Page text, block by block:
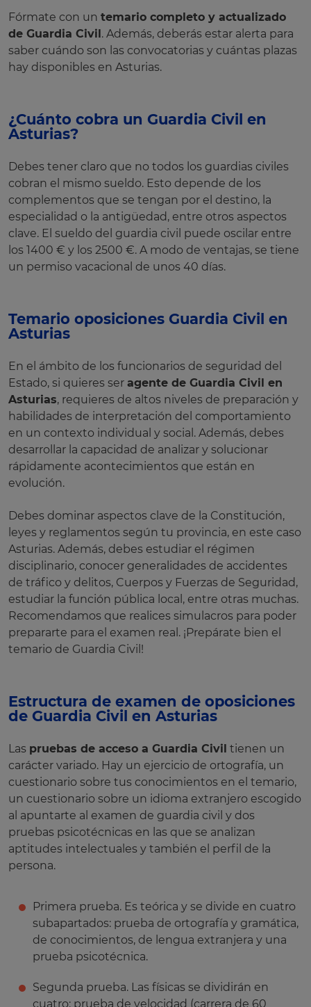
Fórmate con un temario completo y actualizado
de Guardia Civil. Además, deberás estar alerta para
saber cuándo son las convocatorias y cuántas plazas
hay disponibles en Asturias.
¿Cuánto cobra un Guardia Civil en
Asturias?
Debes tener claro que no todos los guardias civiles
cobran el mismo sueldo. Esto depende de los
complementos que se tengan por el destino, la
especialidad o la antigüedad, entre otros aspectos
clave. El sueldo del guardia civil puede oscilar entre
los 1400 € y los 2500 €. A modo de ventajas, se tiene
un permiso vacacional de unos 40 días.
Temario oposiciones Guardia Civil en
Asturias
En el ámbito de los funcionarios de seguridad del
Estado, si quieres ser agente de Guardia Civil en
Asturias, requieres de altos niveles de preparación y
habilidades de interpretación del comportamiento
en un contexto individual y social. Además, debes
desarrollar la capacidad de analizar y solucionar
rápidamente acontecimientos que están en
evolución.
Debes dominar aspectos clave de la Constitución,
leyes y reglamentos según tu provincia, en este caso
Asturias. Además, debes estudiar el régimen
disciplinario, conocer generalidades de accidentes
de tráfico y delitos, Cuerpos y Fuerzas de Seguridad,
estudiar la función pública local, entre otras muchas.
Recomendamos que realices simulacros para poder
prepararte para el examen real. ¡Prepárate bien el
temario de Guardia Civil!
Estructura de examen de oposiciones
de Guardia Civil en Asturias
Las pruebas de acceso a Guardia Civil tienen un
carácter variado. Hay un ejercicio de ortografía, un
cuestionario sobre tus conocimientos en el temario,
un cuestionario sobre un idioma extranjero escogido
al apuntarte al examen de guardia civil y dos
pruebas psicotécnicas en las que se analizan
aptitudes intelectuales y también el perfil de la
persona.
Primera prueba. Es teórica y se divide en cuatro
subapartados: prueba de ortografía y gramática,
de conocimientos, de lengua extranjera y una
prueba psicotécnica.
Segunda prueba. Las físicas se dividirán en
cuatro: prueba de velocidad (carrera de 60